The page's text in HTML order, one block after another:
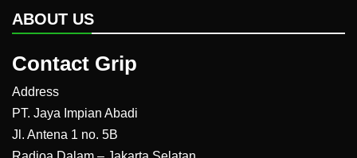
ABOUT US
Contact Grip
Address
PT. Jaya Impian Abadi
Jl. Antena 1 no. 5B